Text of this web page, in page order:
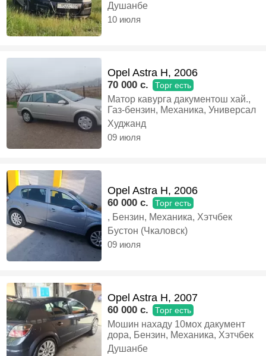
Душанбе
10 июля
Opel Astra H, 2006
70 000 c. Торг есть
Матор кавурга дакументош хай.,
Газ-бензин, Механика, Универсал
Худжанд
09 июля
Opel Astra H, 2006
60 000 c. Торг есть
, Бензин, Механика, Хэтчбек
Бустон (Чкаловск)
09 июля
Opel Astra H, 2007
60 000 c. Торг есть
Мошин нахаду 10мох дакумент
дора, Бензин, Механика, Хэтчбек
Душанбе